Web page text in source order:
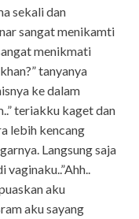
sekali dan
sangat menikamti
menikmati
tanyanya
ke dalam
teriakku kaget dan
lebih kencang
Langsung saja
vaginaku..”Ahh..
aku
aku sayang